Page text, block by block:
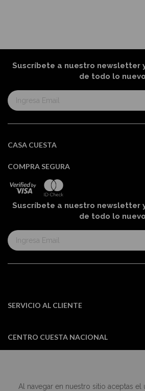
Al navegar en nuestro sitio aceptas el
Suscríbete a nuestro newsletter
de todo lo nuevo
Suscríbase
al
informativo:
CASA CUESTA
COMPRA SEGURA
Suscríbete a nuestro newsletter
de todo lo nuevo
Suscríbase
al
informativo:
SERVICIO AL CLIENTE
CENTRO CUESTA NACIONAL